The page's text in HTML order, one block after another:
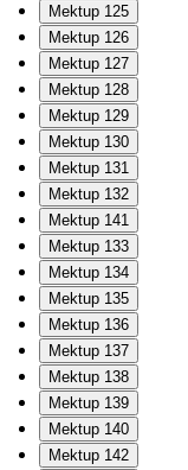
Mektup 125
Mektup 126
Mektup 127
Mektup 128
Mektup 129
Mektup 130
Mektup 131
Mektup 132
Mektup 141
Mektup 133
Mektup 134
Mektup 135
Mektup 136
Mektup 137
Mektup 138
Mektup 139
Mektup 140
Mektup 142